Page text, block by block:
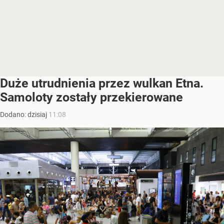
Duże utrudnienia przez wulkan Etna.
Samoloty zostały przekierowane
Dodano:dzisiaj 11:08